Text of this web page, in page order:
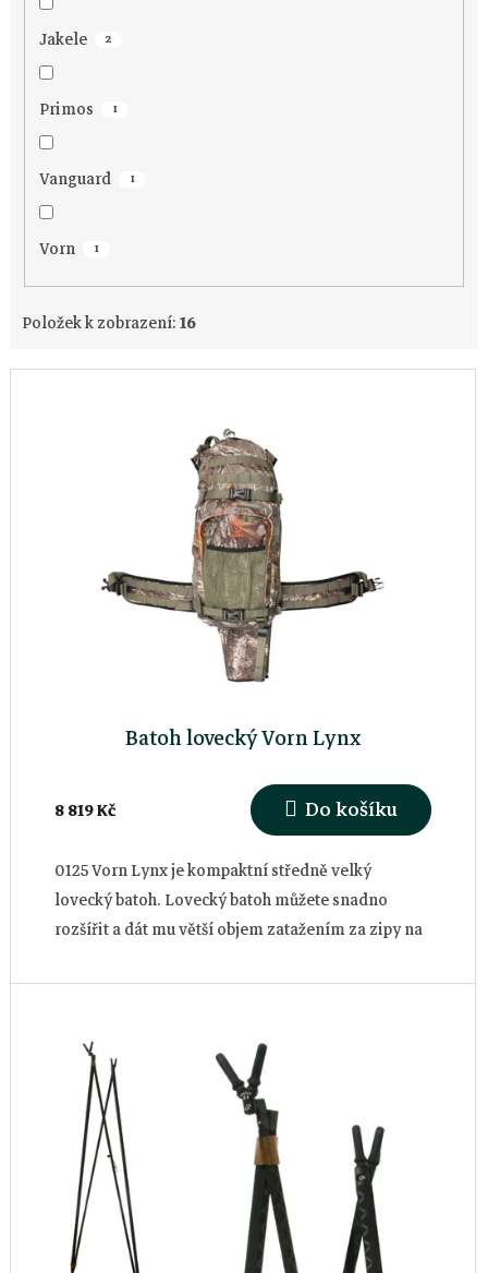
t
ů
Jakele 2
Primos 1
Vanguard 1
Vorn 1
Položek k zobrazení:16
t
Batoh lovecký Vorn Lynx
8 819 Kč Do košíku
0125 Vorn Lynx je kompaktní středně velký
lovecký batoh. Lovecký batoh můžete snadno
rozšířit a dát mu větší objem zatažením za zipy na